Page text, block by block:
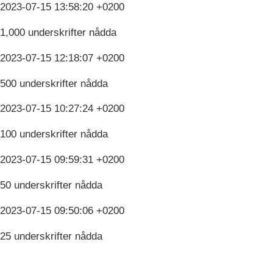
2023-07-15 13:58:20 +0200
1,000 underskrifter nådda
2023-07-15 12:18:07 +0200
500 underskrifter nådda
2023-07-15 10:27:24 +0200
100 underskrifter nådda
2023-07-15 09:59:31 +0200
50 underskrifter nådda
2023-07-15 09:50:06 +0200
25 underskrifter nådda